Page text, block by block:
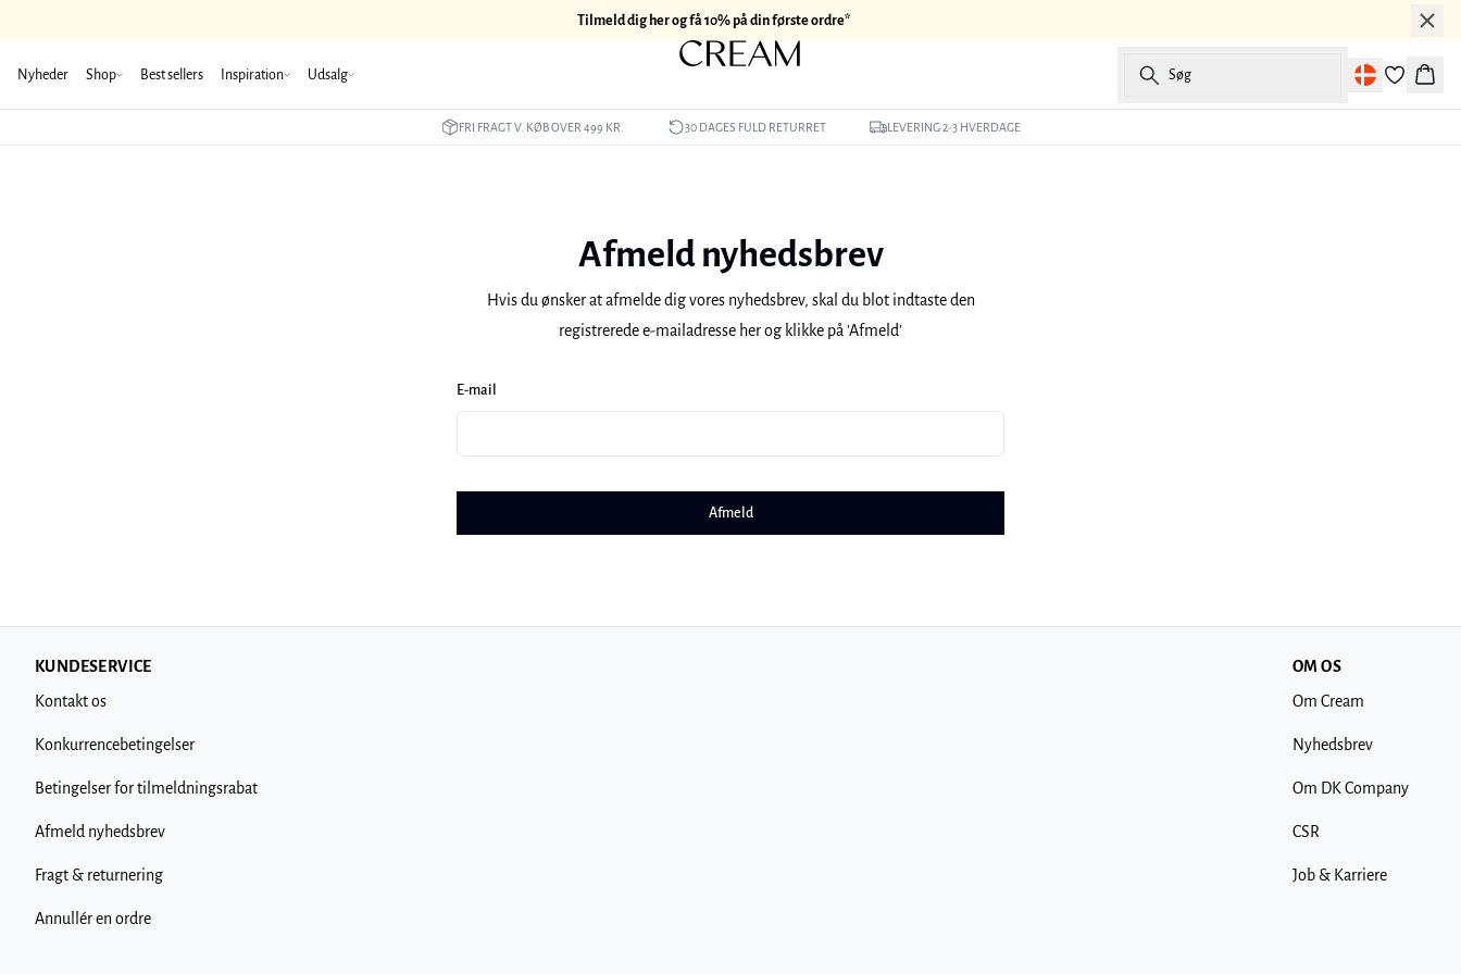
Tilmeld dig her og få 10% på din første ordre*
Nyheder Shop Best sellers Inspiration Udsalg Søg
Kurv
FRI FRAGT V. KØB OVER 499 KR. 30 DAGES FULD RETURRET LEVERING 2-3 HVERDAGE
Afmeld nyhedsbrev
Hvis du ønsker at afmelde dig vores nyhedsbrev, skal du blot indtaste den
registrerede e-mailadresse her og klikke på 'Afmeld'
E-mail
Afmeld
KUNDESERVICE
Kontakt os
Konkurrencebetingelser
Betingelser for tilmeldningsrabat
Afmeld nyhedsbrev
Fragt & returnering
Annullér en ordre
OM OS
Om Cream
Nyhedsbrev
Om DK Company
CSR
Job & Karriere